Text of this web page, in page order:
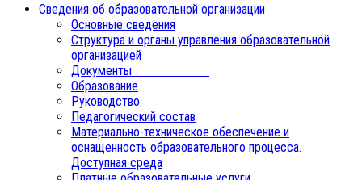
Сведения об образовательной организации
Основные сведения
Структура и органы управления образовательной
организацией
Документы
Образование
Руководство
Педагогический состав
Материально-техническое обеспечение и
оснащенность образовательного процесса.
Доступная среда